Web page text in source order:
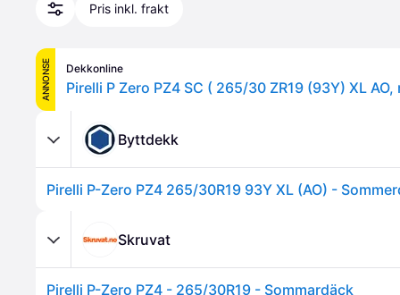
Pris inkl. frakt
ANNONSE Dekkonline
Byttdekk
Pirelli P-Zero PZ4 265/30R19 93Y XL (AO) -
Skruvat
Pirelli P-Zero PZ4 - 265/30R19 - Sommardäck